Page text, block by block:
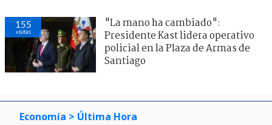
155
visitas
"La mano ha cambiado":
Presidente Kast lidera operativo
policial en la Plaza de Armas de
Santiago
Economía > Última Hora